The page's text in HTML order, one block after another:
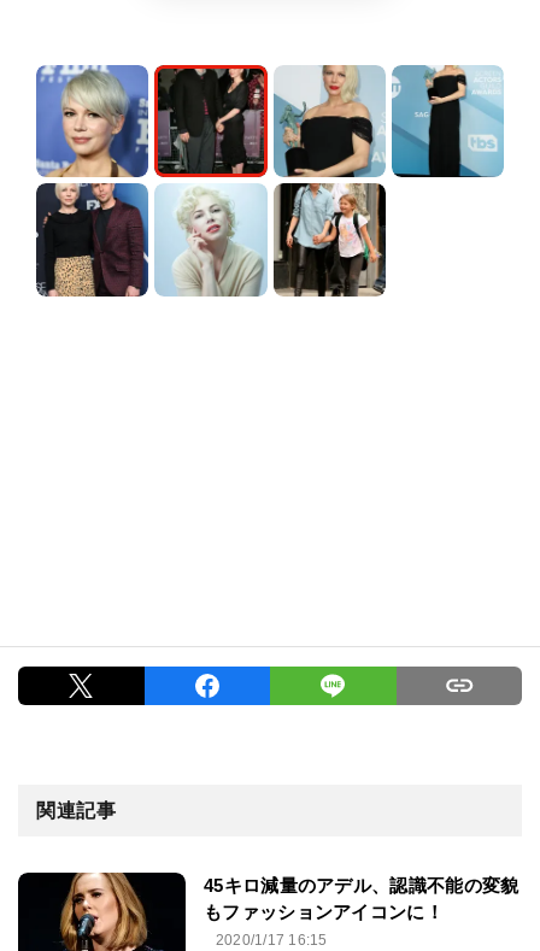
関連記事
45キロ減量のアデル、認識不能の変貌
もファッションアイコンに！
2020/1/17 16:15